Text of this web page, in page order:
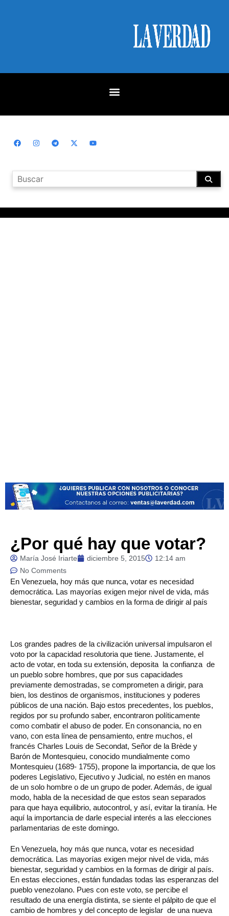
¿Por qué hay que votar?
María José Iriarte diciembre 5, 2015
12:14 am
No Comments
En Venezuela, hoy más que nunca, votar es necesidad
democrática. Las mayorías exigen mejor nivel de vida, más
bienestar, seguridad y cambios en la forma de dirigir al país
Los grandes padres de la civilización universal impulsaron el
voto por la capacidad resolutoria que tiene. Justamente, el
acto de votar, en toda su extensión, deposita la confianza de
un pueblo sobre hombres, que por sus capacidades
previamente demostradas, se comprometen a dirigir, para
bien, los destinos de organismos, instituciones y poderes
públicos de una nación. Bajo estos precedentes, los pueblos,
regidos por su profundo saber, encontraron políticamente
como combatir el abuso de poder. En consonancia, no en
vano, con esta línea de pensamiento, entre muchos, el
francés Charles Louis de Secondat, Señor de la Brède y
Barón de Montesquieu, conocido mundialmente como
Montesquieu (1689- 1755), propone la importancia, de que los
poderes Legislativo, Ejecutivo y Judicial, no estén en manos
de un solo hombre o de un grupo de poder. Además, de igual
modo, habla de la necesidad de que estos sean separados
para que haya equilibrio, autocontrol, y así, evitar la tiranía. He
aquí la importancia de darle especial interés a las elecciones
parlamentarias de este domingo.
En Venezuela, hoy más que nunca, votar es necesidad
democrática. Las mayorías exigen mejor nivel de vida, más
bienestar, seguridad y cambios en la formas de dirigir al país.
En estas elecciones, están fundadas todas las esperanzas del
pueblo venezolano. Pues con este voto, se percibe el
resultado de una energía distinta, se siente el pálpito de que el
cambio de hombres y del concepto de legislar de una nueva